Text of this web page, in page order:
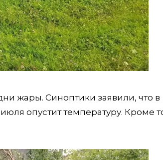
жары. Синоптики заявили, что в
опустит температуру. Кроме